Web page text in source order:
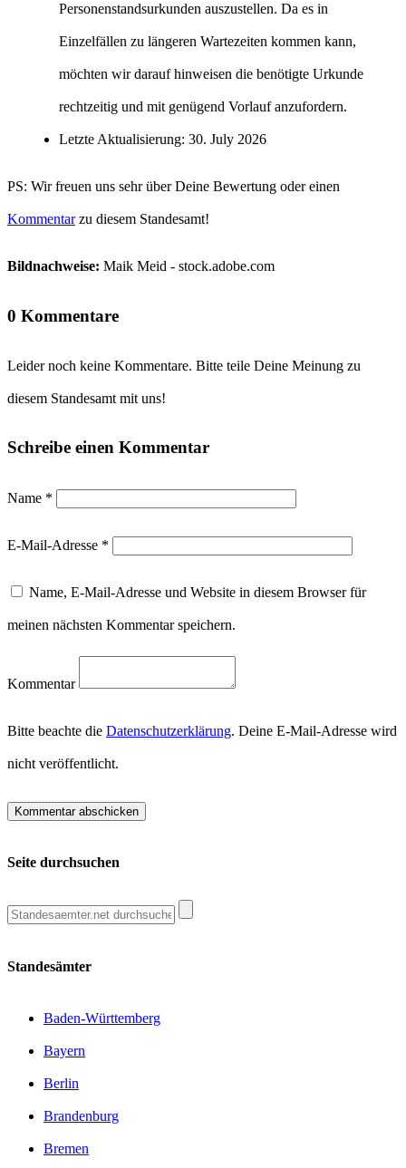
Personenstandsurkunden auszustellen. Da es in
Einzelfällen zu längeren Wartezeiten kommen kann,
möchten wir darauf hinweisen die benötigte Urkunde
rechtzeitig und mit genügend Vorlauf anzufordern.
Letzte Aktualisierung: 30. July 2026
PS: Wir freuen uns sehr über Deine Bewertung oder einen
Kommentarzu diesem Standesamt!
Bildnachweise: Maik Meid - stock.adobe.com
0 Kommentare
Leider noch keine Kommentare. Bitte teile Deine Meinung zu
diesem Standesamt mit uns!
Schreibe einen Kommentar
Name *
E-Mail-Adresse *
Name, E-Mail-Adresse und Website in diesem Browser für
meinen nächsten Kommentar speichern.
Kommentar
Bitte beachte die Datenschutzerklärung. Deine E-Mail-Adresse wird
nicht veröffentlicht.
Seite durchsuchen
Standesämter
Baden-Württemberg
Bayern
Berlin
Brandenburg
Bremen